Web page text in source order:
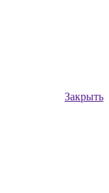
Закрыть